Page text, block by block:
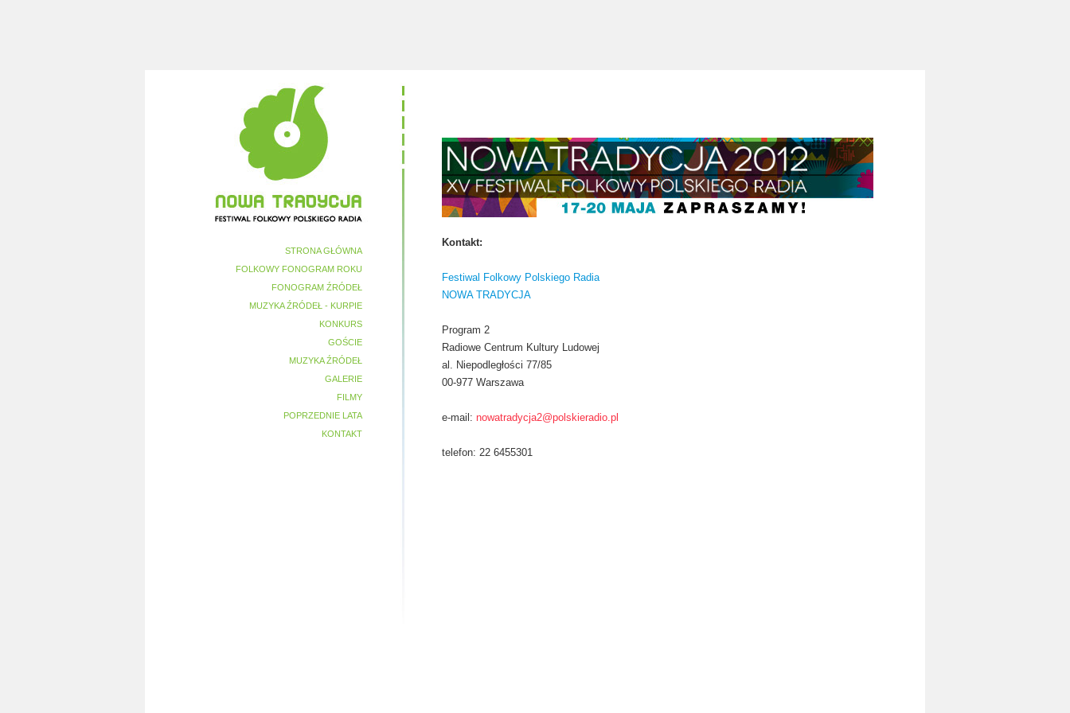
STRONA GŁÓWNA
FOLKOWY FONOGRAM ROKU
FONOGRAM ŹRÓDEŁ
MUZYKA ŹRÓDEŁ - KURPIE
KONKURS
GOŚCIE
MUZYKA ŹRÓDEŁ
GALERIE
FILMY
POPRZEDNIE LATA
KONTAKT
Kontakt:
Festiwal Folkowy Polskiego Radia
NOWA TRADYCJA
Program 2
Radiowe Centrum Kultury Ludowej
al. Niepodległości 77/85
00-977 Warszawa
e-mail: nowatradycja2@polskieradio.pl
telefon: 22 6455301